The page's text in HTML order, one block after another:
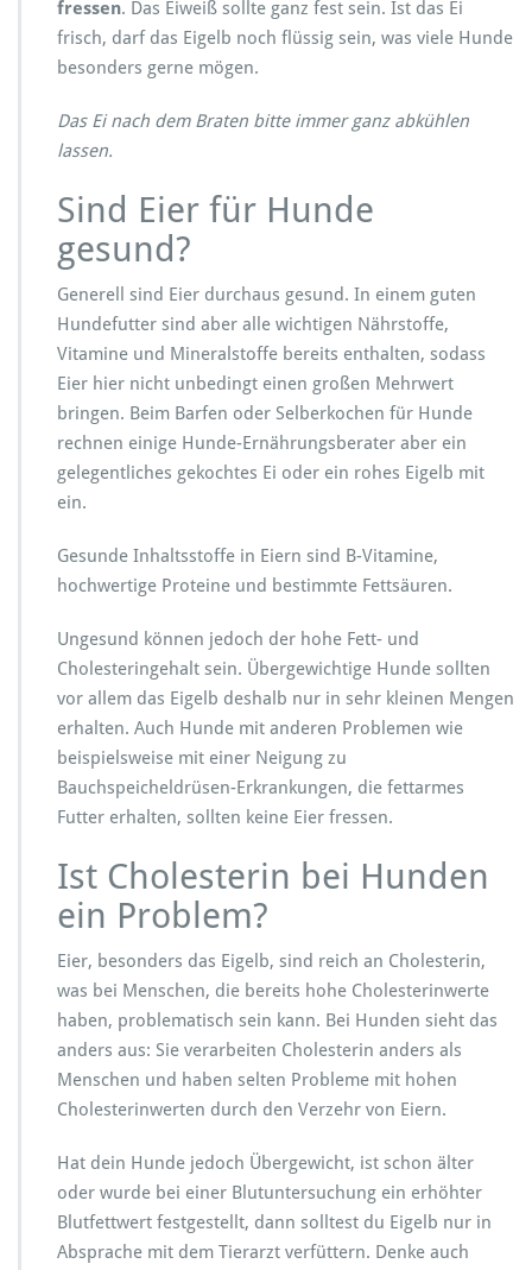
fressen. Das Eiweiß sollte ganz fest sein. Ist das Ei
frisch, darf das Eigelb noch flüssig sein, was viele Hunde
besonders gerne mögen.
Das Ei nach dem Braten bitte immer ganz abkühlen
lassen.
Sind Eier für Hunde
gesund?
Generell sind Eier durchaus gesund. In einem guten
Hundefutter sind aber alle wichtigen Nährstoffe,
Vitamine und Mineralstoffe bereits enthalten, sodass
Eier hier nicht unbedingt einen großen Mehrwert
bringen. Beim Barfen oder Selberkochen für Hunde
rechnen einige Hunde-Ernährungsberater aber ein
gelegentliches gekochtes Ei oder ein rohes Eigelb mit
ein.
Gesunde Inhaltsstoffe in Eiern sind B-Vitamine,
hochwertige Proteine und bestimmte Fettsäuren.
Ungesund können jedoch der hohe Fett- und
Cholesteringehalt sein. Übergewichtige Hunde sollten
vor allem das Eigelb deshalb nur in sehr kleinen Mengen
erhalten. Auch Hunde mit anderen Problemen wie
beispielsweise mit einer Neigung zu
Bauchspeicheldrüsen-Erkrankungen, die fettarmes
Futter erhalten, sollten keine Eier fressen.
Ist Cholesterin bei Hunden
ein Problem?
Eier, besonders das Eigelb, sind reich an Cholesterin,
was bei Menschen, die bereits hohe Cholesterinwerte
haben, problematisch sein kann. Bei Hunden sieht das
anders aus: Sie verarbeiten Cholesterin anders als
Menschen und haben selten Probleme mit hohen
Cholesterinwerten durch den Verzehr von Eiern.
Hat dein Hunde jedoch Übergewicht, ist schon älter
oder wurde bei einer Blutuntersuchung ein erhöhter
Blutfettwert festgestellt, dann solltest du Eigelb nur in
Absprache mit dem Tierarzt verfüttern. Denke auch